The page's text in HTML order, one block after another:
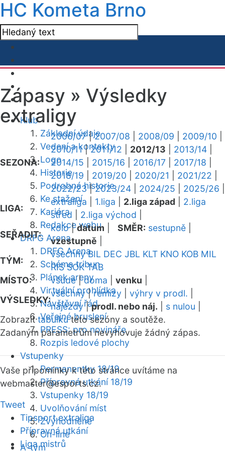
HC Kometa Brno
Klub
Základní údaje
Vedení a kontakty
Logo
Historie
Podrobná historie
Ke stažení
Kariéra
Redakce webu
DRFG Arena
DRFG Arena
Schéma tribun
Plánek areny
Virtuální prohlídka
Návštěvní řád
Veřejné bruslení
PRESS: pro novináře
Rozpis ledové plochy
Vstupenky
Permanentky 18/19
Přípravná utkání 18/19
Vstupenky 18/19
Uvolňování míst
Zvýhodněné
On-line
A-tým
Zápasy » Výsledky
extraligy
SEZONA:
2006/07|2007/08 2008/09 2009/10
2010/11|2011/12 2012/13 2013/14
2014/15
2015/16 2016/17 2017/18
2018/19
2019/20 2020/21 2021/22
2022/23|2023/24 2024/25 2025/26
LIGA:
extraliga 1.liga 2.liga západ
2.liga
střed
2.liga východ
SEŘADIT:
kolo|datum SMĚR: sestupně
vzestupně
TÝM:
všechny BIL DEC JBL KLT KNO KOB MIL
RIS SOK TAB
MÍSTO:
všude|doma venku
VÝSLEDKY:
všechny|remízy výhry v prodl.
nájezdy|prodl. nebo náj. s nulou
Zobrazittabulkutéto sezóny a soutěže.
Zadaným parametrům nevyhovuje žádný zápas.
Vaše připomínky k této stránce uvítáme na
webmaster@esports.cz.
Tweet
Tipsport extraliga
Přípravná utkání
Liga mistrů